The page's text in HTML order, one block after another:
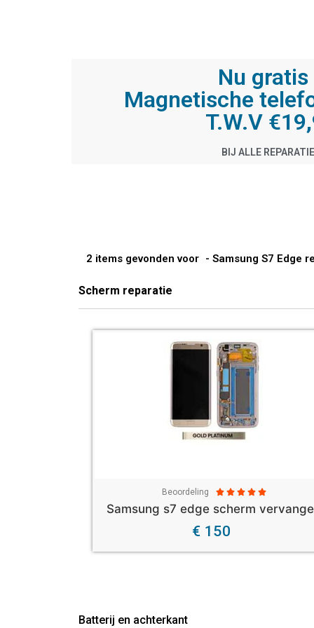
Nu gratis
Magnetische
T.W.V
BIJ ALLE
2 items gevonden voor - Samsung S7 Edge
Scherm reparatie
Beoordeling     
Samsung s7 edge scherm
€ 150
Batterij en achterkant